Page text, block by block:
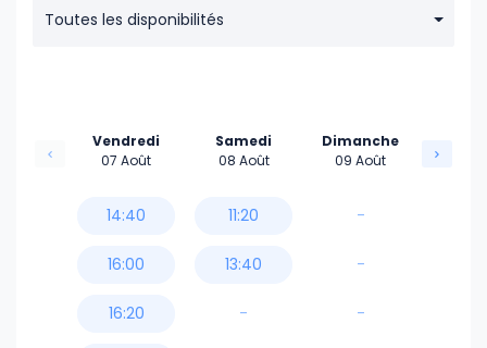
Toutes les disponibilités
Vendredi
07 Août
14:40
16:00
16:20
Samedi
08 Août
11:20
13:40
-
Dimanche
09 Août
-
-
-